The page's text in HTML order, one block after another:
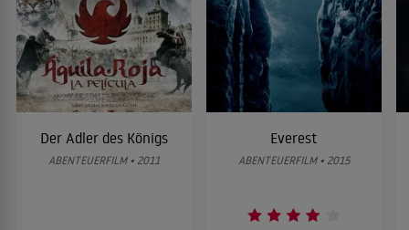
Der Adler des Königs
ABENTEUERFILM • 2011
Everest
ABENTEUERFILM • 2015